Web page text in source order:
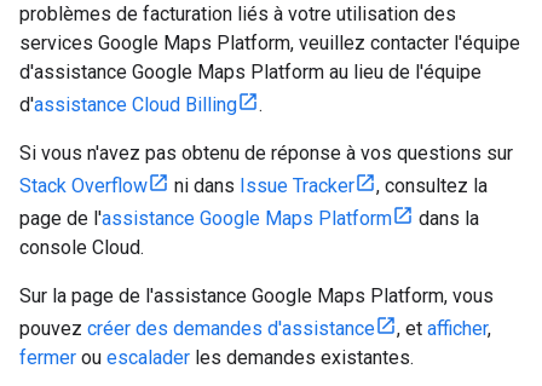
problèmes de facturation liés à votre utilisation des
services Google Maps Platform, veuillez contacter l'équipe
d'assistance Google Maps Platform au lieu de l'équipe
d'assistance Cloud Billing .
Si vous n'avez pas obtenu de réponse à vos questions sur
Stack Overflow
ni dans Issue Tracker
, consultez la
page de l'assistance Google Maps Platform
dans la
console Cloud.
Sur la page de l'assistance Google Maps Platform, vous
pouvez créer des demandes d'assistance , et afficher,
fermer ou escalader les demandes existantes.